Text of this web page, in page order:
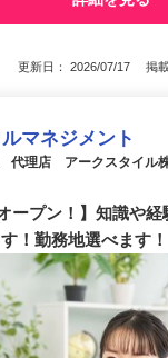
更新日： 2026/07/17 掲
マネジメント
代理店 アークスタイル
ープン！】知識や
！勤務地選べます！